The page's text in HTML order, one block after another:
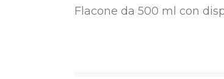
Flacone da 500 ml con